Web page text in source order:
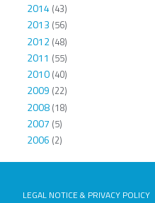
2014(43)
2013 (56)
2012(48)
2011 (55)
2010(40)
2009 (22)
2008(18)
2007 (5)
2006 (2)
LEGAL NOTICE & PRIVACY POLICY